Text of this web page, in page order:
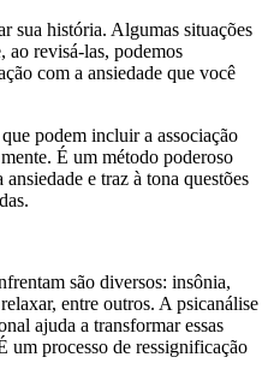
sua história. Algumas situações
ao revisá-las, podemos
com a ansiedade que você
podem incluir a associação
É um método poderoso
e traz à tona questões
são diversos: insônia,
entre outros. A psicanálise
ajuda a transformar essas
um processo de ressignificação